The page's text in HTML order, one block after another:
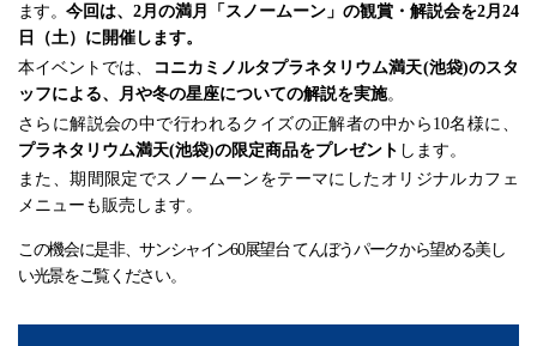
ます。 今回は、 2月の満月「スノームーン」の観賞・解説会を2月 24
日（土）に開催します。
本イベントでは、
コニカミノルタプラネタリウム満天(池袋)のスタ
ッフによる、月や冬の星座についての解説を実施。
さらに解説会の中で行われるクイズの正解者の中から 10名様に、
プラネタリウム満天(池袋)の限定商品をプレゼント します。
また 、期間限定でスノームーン をテーマにした オリジナルカフェ
メニューも販売 します。
この機会に是非、サンシャイン60展望台 てんぼうパークから望める美し
い光景をご覧ください。